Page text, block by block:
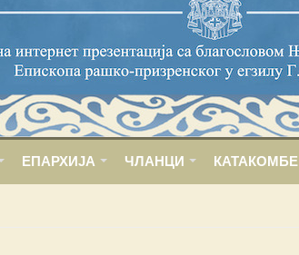
ЕПАРХИЈА ЧЛАНЦИ КАТАКОМБЕ